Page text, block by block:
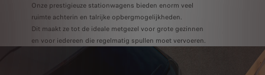
Onze prestigieuze stationwagens bieden enorm veel
ruimte achterin en talrijke opbergmogelijkheden.
Dit maakt ze tot de ideale metgezel voor grote gezinnen
en voor iedereen die regelmatig spullen moet vervoeren.